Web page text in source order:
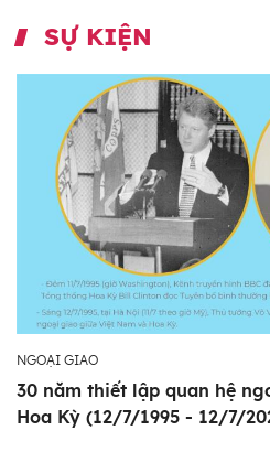
SỰ KIỆN
NGOẠI GIAO
30 năm thiết lập quan hệ
Hoa Kỳ (12/7/1995 - 12/7/